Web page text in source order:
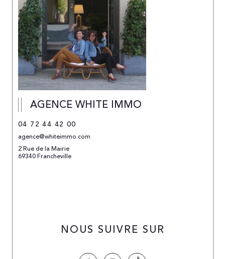
AGENCE WHITE IMMO
04 72 44 42 00
agence@whiteimmo.com
2 Rue de la Mairie
69340 Francheville
NOUS SUIVRE SUR